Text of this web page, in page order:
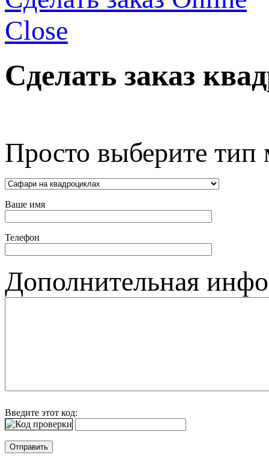
Close
Сделать заказ
Просто выберите тип
Ваше имя
Телефон
Дополнительная
Введите этот код: